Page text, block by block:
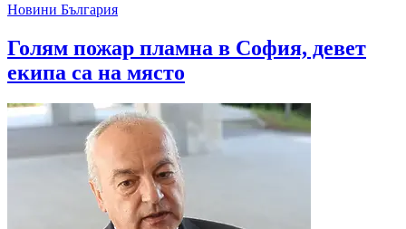
Новини България
Голям пожар пламна в София, девет
екипа са на място